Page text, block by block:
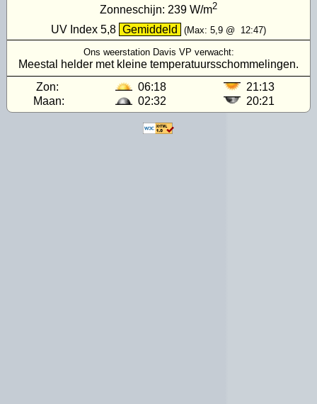
Zonneschijn: 239 W/m2
UV Index 5,8 Gemiddeld (Max: 5,9 @ 12:47)
Ons weerstation Davis VP verwacht:
Meestal helder met kleine temperatuursschommelingen.
Zon:
06:18
21:13
Maan:
02:32 20:21